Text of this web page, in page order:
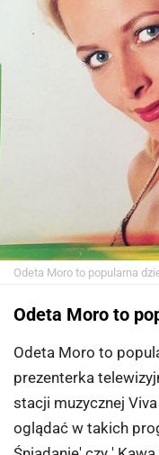
Odeta Moro to popularna
Odeta Moro to
Odeta Moro to
prezenterka
stacji muzycznej
oglądać w takich